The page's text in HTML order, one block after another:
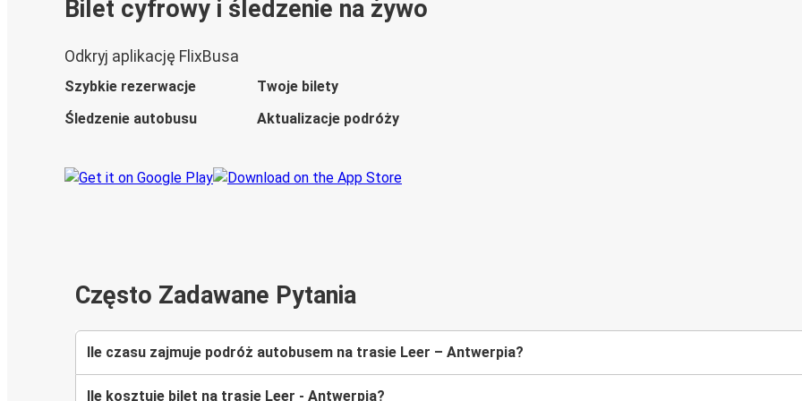
Bilet cyfrowy i śledzenie na żywo
Odkryj aplikację FlixBusa
Szybkie rezerwacje
Twoje bilety
Śledzenie autobusu
Aktualizacje podróży
Często Zadawane Pytania
Ile czasu zajmuje podróż autobusem na trasie Leer – Antwerpia?
Ile kosztuje bilet na trasie Leer - Antwerpia?